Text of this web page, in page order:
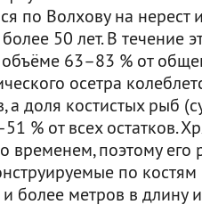
по Волхову на нерест
50 лет. В течение
объёме 63–83 % от
осетра
а доля костистых рыб
% от всех остатков.
временем, поэтому
по
и более метров в длину